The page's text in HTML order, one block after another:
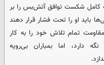
کامل شکست توافق آتش‌بس را بر
باید او را تحت فشار قرار دهند
تمام تلاش خود را به کار
دارد، اما بمباران بی‌رویه